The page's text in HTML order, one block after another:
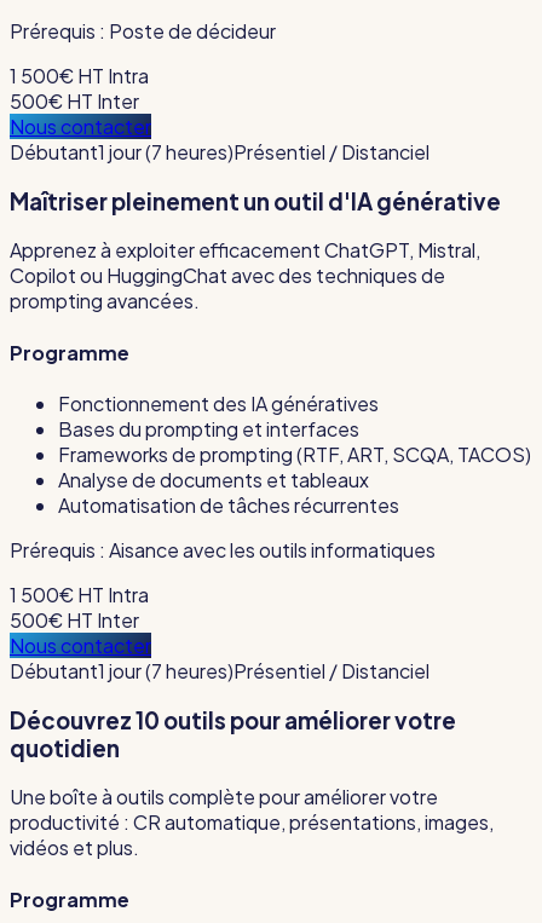
Prérequis : Poste de décideur
1 500€ HT Intra
500€ HT Inter
Nous contacter
Débutant1 jour (7 heures)Présentiel / Distanciel
Maîtriser pleinement un outil d'IA générative
Apprenez à exploiter efficacement ChatGPT, Mistral,
Copilot ou HuggingChat avec des techniques de
prompting avancées.
Programme
Fonctionnement des IA génératives
Bases du prompting et interfaces
Frameworks de prompting (RTF, ART, SCQA, TACOS)
Analyse de documents et tableaux
Automatisation de tâches récurrentes
Prérequis : Aisance avec les outils informatiques
1 500€ HT Intra
500€ HT Inter
Nous contacter
Débutant1 jour (7 heures)Présentiel / Distanciel
Découvrez 10 outils pour améliorer votre
quotidien
Une boîte à outils complète pour améliorer votre
productivité : CR automatique, présentations, images,
vidéos et plus.
Programme